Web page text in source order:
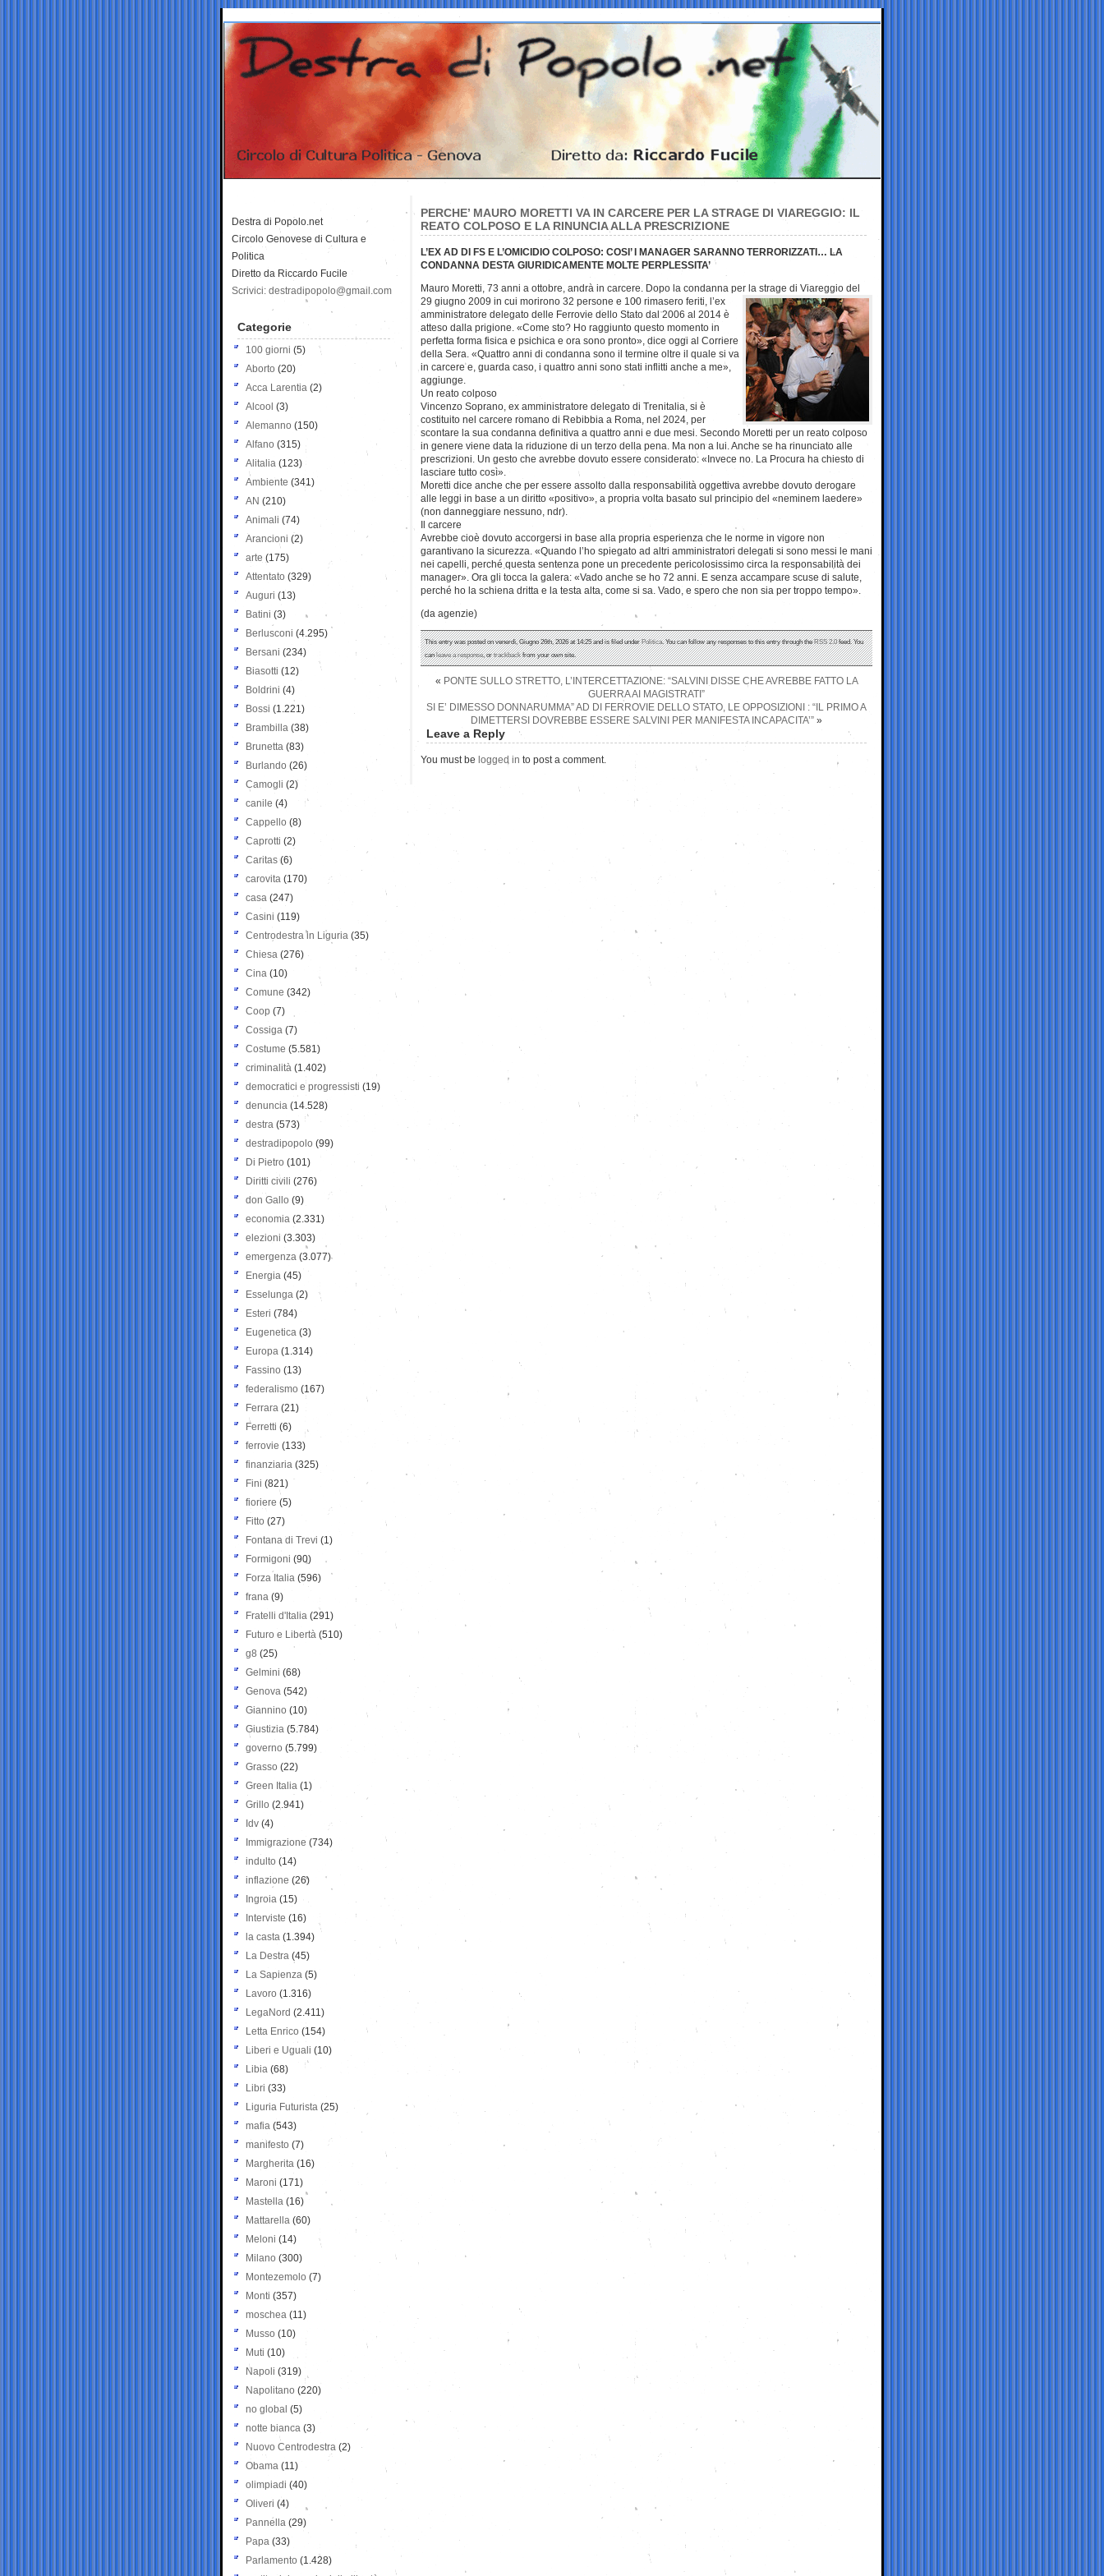
PERCHE’ MAURO MORETTI VA IN CARCERE PER LA STRAGE DI VIAREGGIO: IL
REATO COLPOSO E LA RINUNCIA ALLA PRESCRIZIONE
L’EX AD DI FS E L’OMICIDIO COLPOSO: COSI’ I MANAGER SARANNO TERRORIZZATI… LA
CONDANNA DESTA GIURIDICAMENTE MOLTE PERPLESSITA’
Mauro Moretti, 73 anni a ottobre, andrà in carcere. Dopo la condanna per la strage di Viareggio del
29 giugno 2009 in cui morirono 32 persone e 100 rimasero feriti, l’ex
amministratore delegato delle Ferrovie dello Stato dal 2006 al 2014 è
atteso dalla prigione. «Come sto? Ho raggiunto questo momento in
perfetta forma fisica e psichica e ora sono pronto», dice oggi al Corriere
della Sera. «Quattro anni di condanna sono il termine oltre il quale si va
in carcere e, guarda caso, i quattro anni sono stati inflitti anche a me»,
aggiunge.
Un reato colposo
Vincenzo Soprano, ex amministratore delegato di Trenitalia, si è
costituito nel carcere romano di Rebibbia a Roma, nel 2024, per
scontare la sua condanna definitiva a quattro anni e due mesi. Secondo Moretti per un reato colposo
in genere viene data la riduzione di un terzo della pena. Ma non a lui. Anche se ha rinunciato alle
prescrizioni. Un gesto che avrebbe dovuto essere considerato: «Invece no. La Procura ha chiesto di
lasciare tutto così».
Moretti dice anche che per essere assolto dalla responsabilità oggettiva avrebbe dovuto derogare
alle leggi in base a un diritto «positivo», a propria volta basato sul principio del «neminem laedere»
(non danneggiare nessuno, ndr).
Il carcere
Avrebbe cioè dovuto accorgersi in base alla propria esperienza che le norme in vigore non
garantivano la sicurezza. «Quando l’ho spiegato ad altri amministratori delegati si sono messi le mani
nei capelli, perché questa sentenza pone un precedente pericolosissimo circa la responsabilità dei
manager». Ora gli tocca la galera: «Vado anche se ho 72 anni. E senza accampare scuse di salute,
perché ho la schiena dritta e la testa alta, come si sa. Vado, e spero che non sia per troppo tempo».
(da agenzie)
This entry was posted on venerdì, Giugno 26th, 2026 at 14:25 and is filed underPolitica. You can follow any responses to this entry through theRSS 2.0feed. You
canleave a response, ortrackbackfrom your own site.
« PONTE SULLO STRETTO, L’INTERCETTAZIONE: “SALVINI DISSE CHE AVREBBE FATTO LA
GUERRA AI MAGISTRATI”
SI E’ DIMESSO DONNARUMMA” AD DI FERROVIE DELLO STATO, LE OPPOSIZIONI : “IL PRIMO A
DIMETTERSI DOVREBBE ESSERE SALVINI PER MANIFESTA INCAPACITA’” »
Leave a Reply
You must be logged in to post a comment.
Destra di Popolo.net
Circolo Genovese di Cultura e
Politica
Diretto da Riccardo Fucile
Scrivici: destradipopolo@gmail.com
Categorie
100 giorni (5)
Aborto (20)
Acca Larentia (2)
Alcool (3)
Alemanno (150)
Alfano (315)
Alitalia (123)
Ambiente (341)
AN (210)
Animali (74)
Arancioni (2)
arte (175)
Attentato (329)
Auguri (13)
Batini (3)
Berlusconi (4.295)
Bersani (234)
Biasotti (12)
Boldrini (4)
Bossi (1.221)
Brambilla (38)
Brunetta (83)
Burlando (26)
Camogli (2)
canile (4)
Cappello (8)
Caprotti (2)
Caritas (6)
carovita (170)
casa (247)
Casini (119)
Centrodestra in Liguria (35)
Chiesa (276)
Cina (10)
Comune (342)
Coop (7)
Cossiga (7)
Costume (5.581)
criminalità (1.402)
democratici e progressisti (19)
denuncia (14.528)
destra (573)
destradipopolo (99)
Di Pietro (101)
Diritti civili (276)
don Gallo (9)
economia (2.331)
elezioni (3.303)
emergenza (3.077)
Energia (45)
Esselunga (2)
Esteri (784)
Eugenetica (3)
Europa (1.314)
Fassino (13)
federalismo (167)
Ferrara (21)
Ferretti (6)
ferrovie (133)
finanziaria (325)
Fini (821)
fioriere (5)
Fitto (27)
Fontana di Trevi (1)
Formigoni (90)
Forza Italia (596)
frana (9)
Fratelli d'Italia (291)
Futuro e Libertà (510)
g8 (25)
Gelmini (68)
Genova (542)
Giannino (10)
Giustizia (5.784)
governo (5.799)
Grasso (22)
Green Italia (1)
Grillo (2.941)
Idv (4)
Immigrazione (734)
indulto (14)
inflazione (26)
Ingroia (15)
Interviste (16)
la casta (1.394)
La Destra (45)
La Sapienza (5)
Lavoro (1.316)
LegaNord (2.411)
Letta Enrico (154)
Liberi e Uguali (10)
Libia (68)
Libri (33)
Liguria Futurista (25)
mafia (543)
manifesto (7)
Margherita (16)
Maroni (171)
Mastella (16)
Mattarella (60)
Meloni (14)
Milano (300)
Montezemolo (7)
Monti (357)
moschea (11)
Musso (10)
Muti (10)
Napoli (319)
Napolitano (220)
no global (5)
notte bianca (3)
Nuovo Centrodestra (2)
Obama (11)
olimpiadi (40)
Oliveri (4)
Pannella (29)
Papa (33)
Parlamento (1.428)